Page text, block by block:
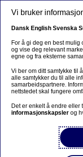
05 JUNI 2025
Nordea 1,
Global
Fund vil
Vi bruker
Dansk English Svenska
For å gi deg en best
og vise deg relevant
egne og fra eksterne
Vi ber om ditt samtykke til
alle samtykker du til alle
samarbeidspartnere.
nettstedet skal fungere
Det er enkelt å endre eller
informasjonskapsler og